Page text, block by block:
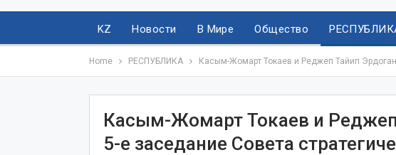
KZ Новости В Мире Общество
Home РЕСПУБЛИКА Касым-Жомарт Токаев и Реджеп Тайип Эрдоган
Касым-Жомарт Токаев и
5-е заседание Совета